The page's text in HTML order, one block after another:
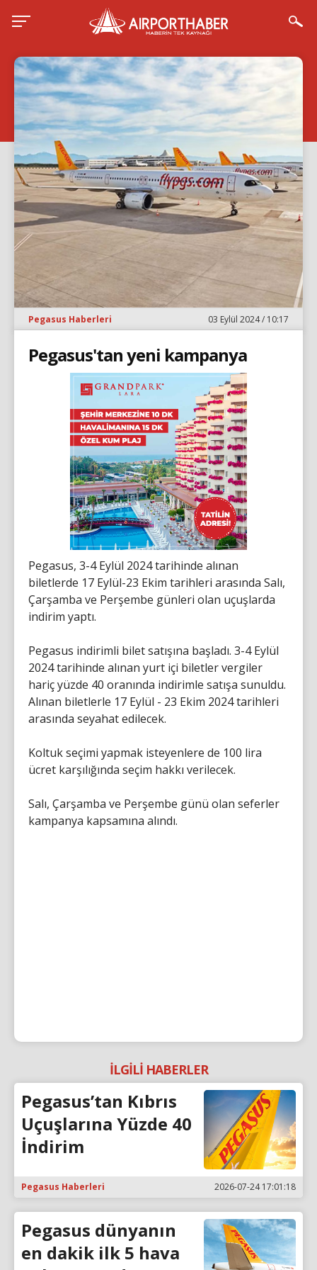
Pegasus Haberleri 03 Eylül 2024 / 10:17
Pegasus'tan yeni kampanya
Pegasus, 3-4 Eylül 2024 tarihinde alınan
biletlerde 17 Eylül-23 Ekim tarihleri arasında Salı,
Çarşamba ve Perşembe günleri olan uçuşlarda
indirim yaptı.
Pegasus indirimli bilet satışına başladı. 3-4 Eylül
2024 tarihinde alınan yurt içi biletler vergiler
hariç yüzde 40 oranında indirimle satışa sunuldu.
Alınan biletlerle 17 Eylül - 23 Ekim 2024 tarihleri
arasında seyahat edilecek.
Koltuk seçimi yapmak isteyenlere de 100 lira
ücret karşılığında seçim hakkı verilecek.
Salı, Çarşamba ve Perşembe günü olan seferler
kampanya kapsamına alındı.
İLGİLİ HABERLER
Pegasus’tan Kıbrıs
Uçuşlarına Yüzde 40
İndirim
Pegasus Haberleri 2026-07-24 17:01:18
Pegasus dünyanın
en dakik ilk 5 hava